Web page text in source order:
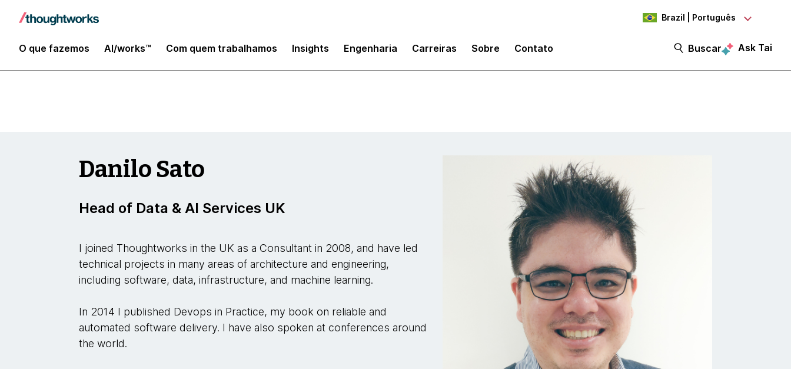
Brazil | Português
O que fazemos AI/works™ Com quem trabalhamos Insights Engenharia Carreiras Sobre Contato Buscar Ask Tai
Data and AI
Danilo Sato
Head of Data & AI Services UK
I joined Thoughtworks in the UK as a Consultant in 2008, and have led
technical projects in many areas of architecture and engineering,
including software, data, infrastructure, and machine learning.
In 2014 I published Devops in Practice, my book on reliable and
automated software delivery. I have also spoken at conferences around
the world.